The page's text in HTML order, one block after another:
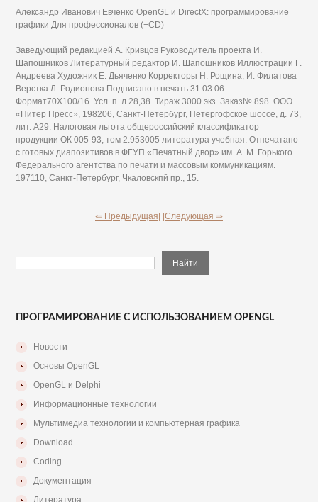
Александр Иванович Евченко OpenGL и DirectX: программирование
графики Для профессионалов (+CD)
Заведующий редакцией А. Кривцов Руководитель проекта И.
Шапошников Литературный редактор И. Шапошников Иллюстрации Г.
Андреева Художник Е. Дьяченко Корректоры Н. Рощина, И. Филатова
Верстка Л. Родионова Подписано в печать 31.03.06.
Формат70X100/16. Усл. п. л.28,38. Тираж 3000 экз. Заказ№ 898. ООО
«Питер Пресс», 198206, Санкт-Петербург, Петергофское шоссе, д. 73,
лит. А29. Налоговая льгота общероссийский классификатор
продукции ОК 005-93, том 2:953005 литература учебная. Отпечатано
с готовых диапозитивов в ФГУП «Печатный двор» им. А. М. Горького
Федерального агентства по печати и массовым коммуникациям.
197110, Санкт-Петербург, Чкаловскпй пр., 15.
⇐ Предыдущая| |Следующая ⇒
ПРОГРАМИРОВАНИЕ С ИСПОЛЬЗОВАНИЕМ OPENGL
Новости
Основы OpenGL
OpenGL и Delphi
Информационные технологии
Мультимедиа технологии и компьютерная графика
Download
Coding
Документация
Литература